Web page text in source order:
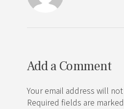
Add a Comment
Your email address will
Required fields are